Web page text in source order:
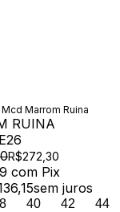
Marrom Ruina
RUINA
R$272,30
com Pix
sem juros
40 42
44